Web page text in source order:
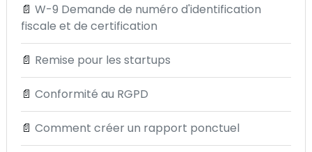
📄 W-9 Demande de numéro d'identification
fiscale et de certification
📄 Remise pour les startups
📄 Conformité au RGPD
📄 Comment créer un rapport ponctuel